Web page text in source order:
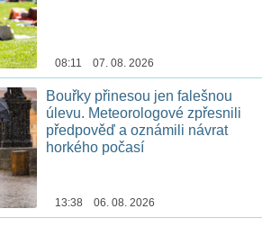
08:11 07. 08. 2026
Bouřky přinesou jen falešnou
úlevu. Meteorologové zpřesnili
předpověď a oznámili návrat
horkého počasí
13:38 06. 08. 2026